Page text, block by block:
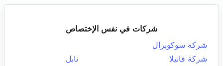
شركات في نفس الإختصاص
شركة سوكوبرال
شركة فانيلا
نابل